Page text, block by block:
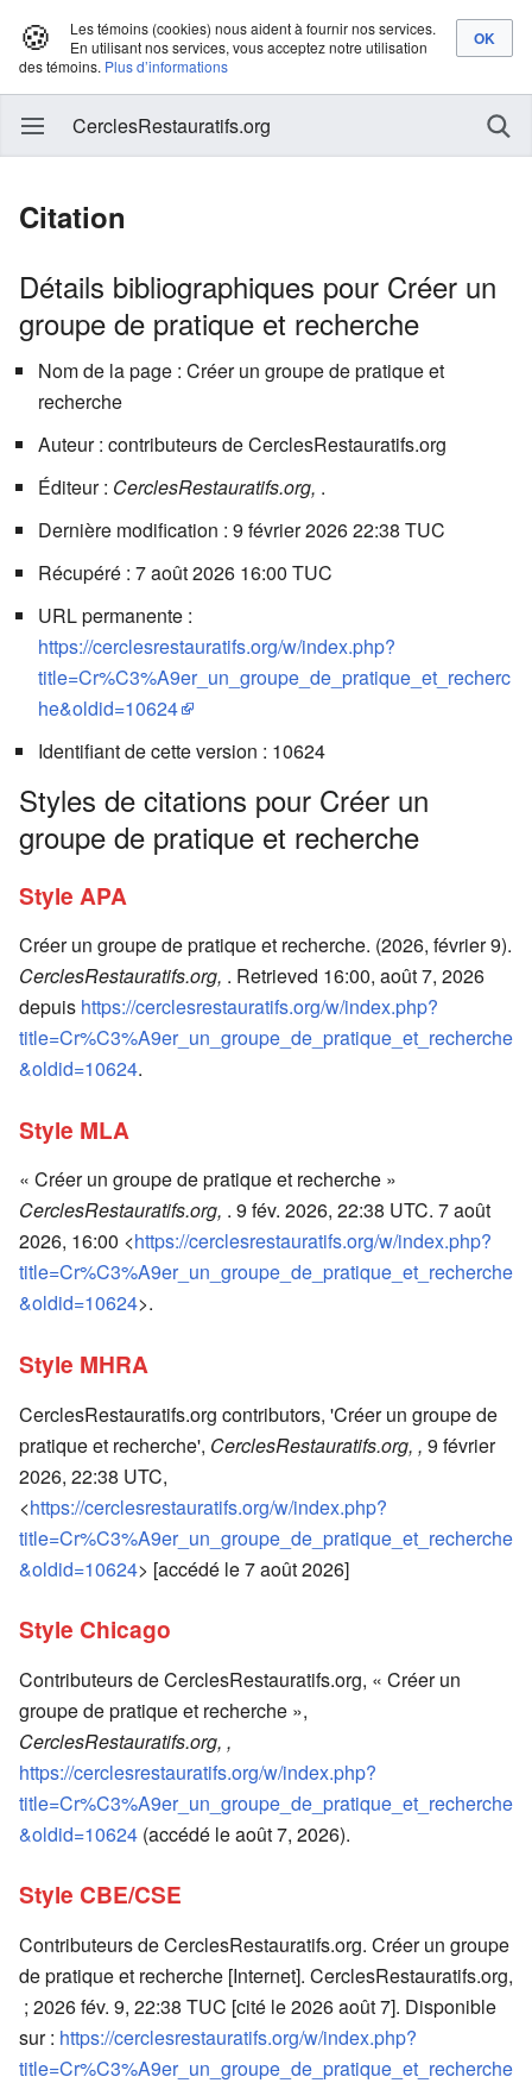
🍪
Les témoins (cookies) nous aident à fournir nos services.
En utilisant nos services, vous acceptez notre utilisation
des témoins. Plus d’informations
CerclesRestauratifs.org
Citation
Détails bibliographiques pour Créer un
groupe de pratique et recherche
Nom de la page : Créer un groupe de pratique et
recherche
Auteur : contributeurs de CerclesRestauratifs.org
Éditeur : CerclesRestauratifs.org, .
Dernière modification : 9 février 2026 22:38 TUC
Récupéré : 7 août 2026 16:00 TUC
URL permanente :
https://cerclesrestauratifs.org/w/index.php?
title=Cr%C3%A9er_un_groupe_de_pratique_et_recherc
he&oldid=10624
Identifiant de cette version : 10624
Styles de citations pour Créer un
groupe de pratique et recherche
Style APA
Créer un groupe de pratique et recherche. (2026, février 9).
CerclesRestauratifs.org, . Retrieved 16:00, août 7, 2026
depuis https://cerclesrestauratifs.org/w/index.php?
title=Cr%C3%A9er_un_groupe_de_pratique_et_recherche
&oldid=10624.
Style MLA
« Créer un groupe de pratique et recherche »
CerclesRestauratifs.org, . 9 fév. 2026, 22:38 UTC. 7 août
2026, 16:00 <https://cerclesrestauratifs.org/w/index.php?
title=Cr%C3%A9er_un_groupe_de_pratique_et_recherche
&oldid=10624>.
Style MHRA
CerclesRestauratifs.org contributors, 'Créer un groupe de
pratique et recherche', CerclesRestauratifs.org, , 9 février
2026, 22:38 UTC,
<https://cerclesrestauratifs.org/w/index.php?
title=Cr%C3%A9er_un_groupe_de_pratique_et_recherche
&oldid=10624> [accédé le 7 août 2026]
Style Chicago
Contributeurs de CerclesRestauratifs.org, « Créer un
groupe de pratique et recherche »,
CerclesRestauratifs.org, ,
https://cerclesrestauratifs.org/w/index.php?
title=Cr%C3%A9er_un_groupe_de_pratique_et_recherche
&oldid=10624 (accédé le août 7, 2026).
Style CBE/CSE
Contributeurs de CerclesRestauratifs.org. Créer un groupe
de pratique et recherche [Internet]. CerclesRestauratifs.org,
; 2026 fév. 9, 22:38 TUC [cité le 2026 août 7]. Disponible
sur : https://cerclesrestauratifs.org/w/index.php?
title=Cr%C3%A9er_un_groupe_de_pratique_et_recherche